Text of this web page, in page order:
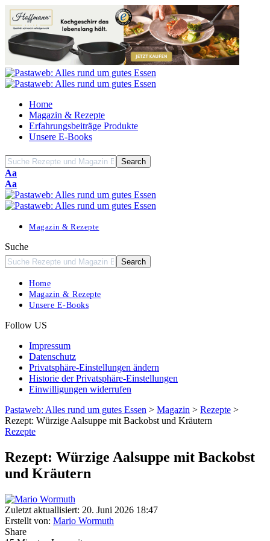
Home
Magazin & Rezepte
Erfahrungsbeiträge Produkte
Unsere E-Books
Font
Resizer
Aa
Font
Resizer
Aa
Magazin & Rezepte
Suche
Home
Magazin & Rezepte
Unsere E-Books
Follow US
Impressum
Datenschutz
Privatsphäre-Einstellungen ändern
Historie der Privatsphäre-Einstellungen
Einwilligungen widerrufen
Pastaweb: Alles rund um gutes Essen > Magazin > Rezepte >
Rezept: Würzige Aalsuppe mit Backobst und Kräutern
Rezepte
Rezept: Würzige Aalsuppe mit Backobst
und Kräutern
Zuletzt aktuallisiert: 20. Juni 2026 18:47
Erstellt von: Mario Wormuth
Share